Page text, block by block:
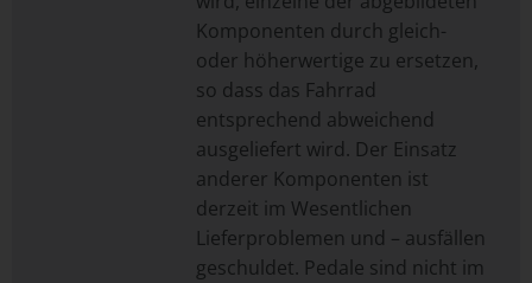
Komponenten durch gleich-
oder höherwertige zu ersetzen,
so dass das Fahrrad
entsprechend abweichend
ausgeliefert wird. Der Einsatz
anderer Komponenten ist
derzeit im Wesentlichen
Lieferproblemen und – ausfällen
geschuldet. Pedale sind nicht im